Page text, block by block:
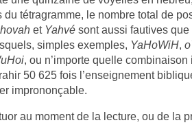
tétragramme, le nombre total de
et Yahvé sont aussi fautives
simples exemples, YaHoWiH,
, ou n’importe quelle
50 625 fois l’enseignement
imprononçable.
au moment de la lecture, ou de la